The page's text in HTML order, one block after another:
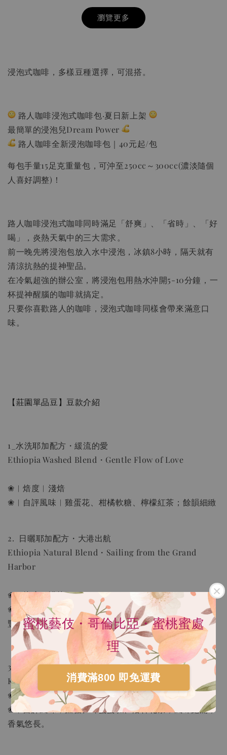
蜜桃藝伎・哥倫比亞・蜜桃蜜處
理
消費滿800 即免運費
02-PGR
NT$ 300
加入購物車
02濾紙(2-4人份)加購優惠
手沖 濾紙 | Hario V60 02濾紙(2-4人份) 100張
無漂白 日本製造
瀏覽更多
瀏覽更多
浸泡式咖啡，多樣豆種選擇，可混搭。
路人咖啡浸泡式咖啡包·夏日新上架
最簡單的浸泡兒Dream Power
路人咖啡全新浸泡咖啡包｜40元起/包
每包手量15足克重量包，可沖至250cc～300cc(濃淡隨個
人喜好調整)！
路人咖啡浸泡式咖啡同時滿足「舒爽」、「省時」、「好
喝」，炎熱天氣中的三大需求。
前一晚先將浸泡包放入水中浸泡，冰鎮8小時，隔天就有
清涼抗熱的提神聖品。
在冷氣超強的辦公室，將浸泡包用熱水沖開5-10分鐘，一
杯提神醒腦的咖啡就搞定。
只要你喜歡路人的咖啡，浸泡式咖啡同樣會帶來滿意口
味。
【莊園單品豆】豆款介紹
1_水洗耶加配方・緩流的愛
Ethiopia Washed Blend・Gentle Flow of Love
❀︱焙度︱淺焙
❀︱自評風味︱雞蛋花、柑橘軟糖、檸檬紅茶；餘韻細緻
2. 日曬耶加配方・大港出航
Ethiopia Natural Blend・Sailing from the Grand
Harbor
❀︱焙度︱淺焙
❀︱自評風味｜莓果醬、小白花香氛、熱帶水果茶；香氣
豐富
3_破浪同行・肯亞・莊園配方豆・水洗
Kenya Blend - Riding the Waves Together
❀︱焙度︱淺中焙
❀︱自評風味︱蔗糖、蜂蜜蛋糕、洛神花茶，風味飽滿，
香氣悠長。